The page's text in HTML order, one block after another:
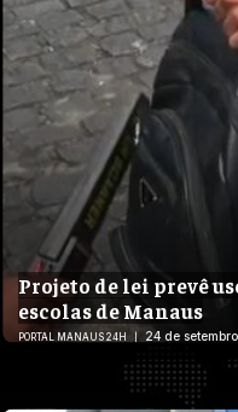
Projeto de lei prevê
escolas de Manaus
PORTAL MANAUS 24H 24 de